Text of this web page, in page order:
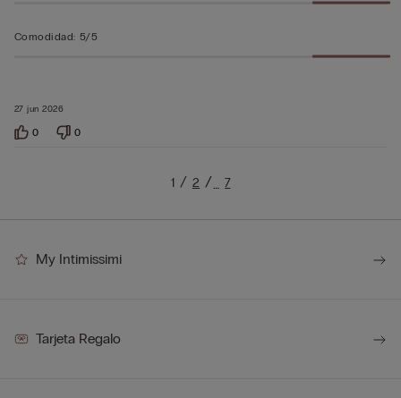
27 jun 2026
Comodidad: 5/5
0 0
1 2 … 7
My Intimissimi
Tarjeta Regalo